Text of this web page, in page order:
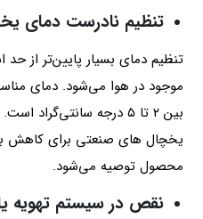
تنظیم نادرست دمای
تنظیم دمای بسیار پایین‌تر از
موجود در هوا می‌شود. دمای
بین ۲ تا ۵ درجه
یخچال های صنعتی برای کاهش
محصول توصیه می‌شود.
نقص در سیستم تهویه